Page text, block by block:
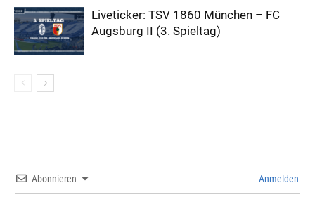
Liveticker: TSV 1860 München – FC
Augsburg II (3. Spieltag)
Abonnieren Anmelden